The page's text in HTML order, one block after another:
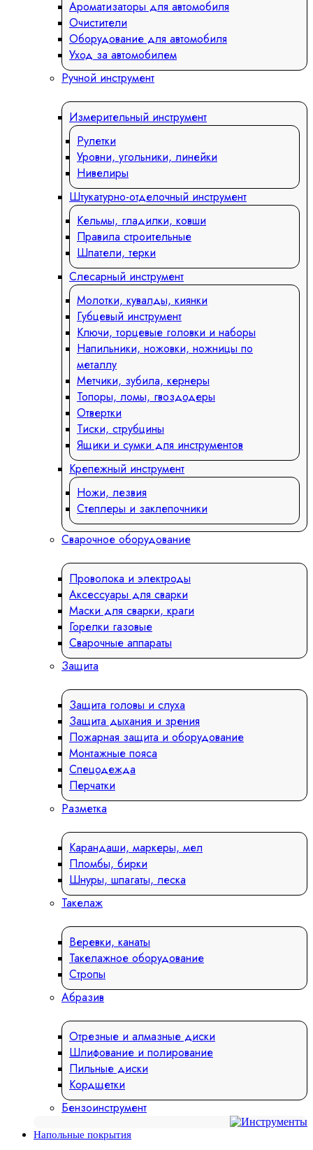
Ароматизаторы для автомобиля
Очистители
Оборудование для автомобиля
Уход за автомобилем
Ручной инструмент
Измерительный инструмент
Рулетки
Уровни, угольники, линейки
Нивелиры
Штукатурно-отделочный инструмент
Кельмы, гладилки, ковши
Правила строительные
Шпатели, терки
Слесарный инструмент
Молотки, кувалды, киянки
Губцевый инструмент
Ключи, торцевые головки и наборы
Напильники, ножовки, ножницы по
металлу
Метчики, зубила, кернеры
Топоры, ломы, гвоздодеры
Отвертки
Тиски, струбцины
Ящики и сумки для инструментов
Крепежный инструмент
Ножи, лезвия
Степлеры и заклепочники
Сварочное оборудование
Проволока и электроды
Аксессуары для сварки
Маски для сварки, краги
Горелки газовые
Сварочные аппараты
Защита
Защита головы и слуха
Защита дыхания и зрения
Пожарная защита и оборудование
Монтажные пояса
Спецодежда
Перчатки
Разметка
Карандаши, маркеры, мел
Пломбы, бирки
Шнуры, шпагаты, леска
Такелаж
Веревки, канаты
Такелажное оборудование
Стропы
Абразив
Отрезные и алмазные диски
Шлифование и полирование
Пильные диски
Кордщетки
Бензоинструмент
Напольные покрытия